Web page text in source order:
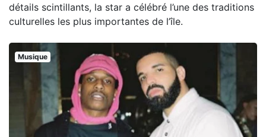
détails scintillants, la star a célébré l’une des traditions
culturelles les plus importantes de l’île.
Musique